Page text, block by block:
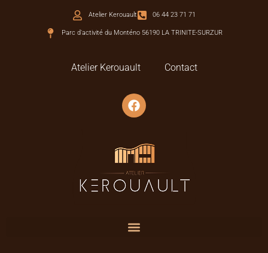
Atelier Kerouault 06 44 23 71 71
Parc d'activité du Monténo 56190 LA TRINITE-SURZUR
Atelier Kerouault Contact